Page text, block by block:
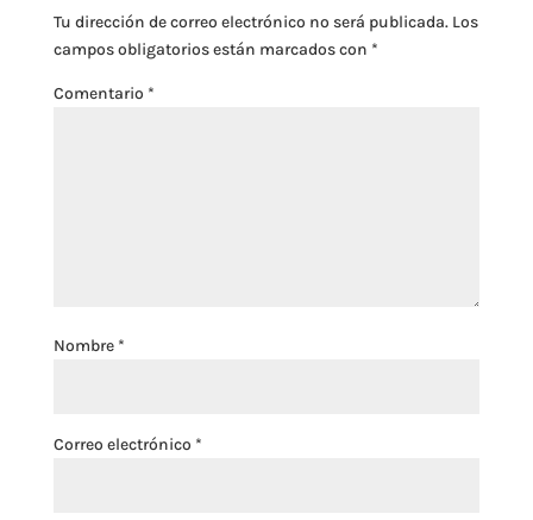
Tu dirección de correo electrónico no será publicada. Los
campos obligatorios están marcados con *
Comentario *
Nombre *
Correo electrónico *